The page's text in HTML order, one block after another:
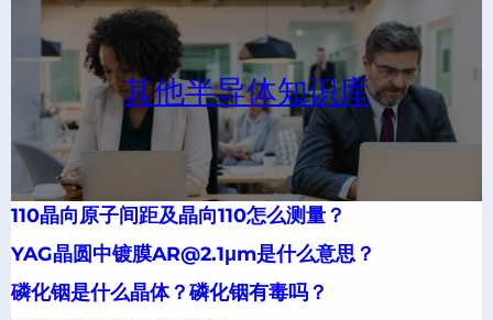
其他半导体知识库
110晶向原子间距及晶向110怎么测量？
YAG晶圆中镀膜AR@2.1μm是什么意思？
磷化铟是什么晶体？磷化铟有毒吗？